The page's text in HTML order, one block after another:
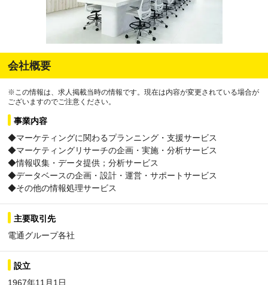
会社概要
※この情報は、求人掲載当時の情報です。現在は内容が変更されている場合が
ございますのでご注意ください。
事業内容
◆マーケティングに関わるプランニング・支援サービス
◆マーケティングリサーチの企画・実施・分析サービス
◆情報収集・データ提供；分析サービス
◆データベースの企画・設計・運営・サポートサービス
◆その他の情報処理サービス
主要取引先
電通グループ各社
設立
1967年11月1日